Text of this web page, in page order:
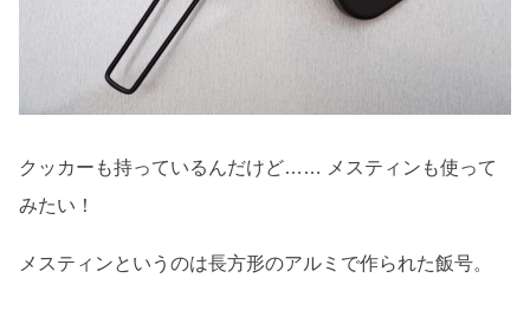
クッカーも持っているんだけど…… メスティンも使って
みたい！
メスティンというのは長方形のアルミで作られた飯号。